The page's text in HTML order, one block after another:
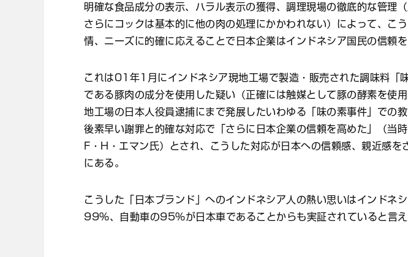
明確な食品成分の表示、ハラル表示の獲得、調理現場の徹底的な管理
さらにコックは基本的に他の肉の処理にかかわれない）によって、こ
情、ニーズに的確に応えることで日本企業はインドネシア国民の信頼を
これは01年1月にインドネシア現地工場で製造・販売された調味料「
である豚肉の成分を使用した疑い（正確には触媒として豚の酵素を使
地工場の日本人役員逮捕にまで発展したいわゆる「味の素事件」での
後素早い謝罪と的確な対応で「さらに日本企業の信頼を高めた」（当
F・H・エマン氏）とされ、こうした対応が日本への信頼感、親近感を
にある。
こうした「日本ブランド」へのインドネシア人の熱い思いはインドネ
99％、自動車の95％が日本車であることからも実証されていると言え